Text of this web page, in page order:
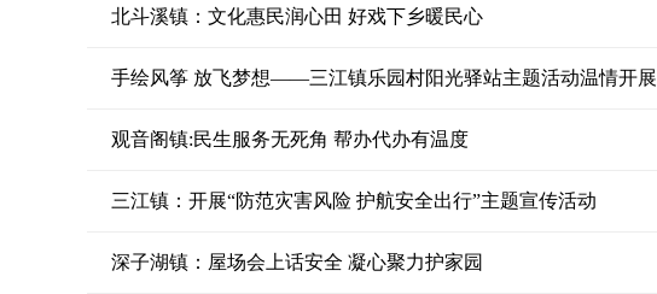
北斗溪镇：文化惠民润心田 好戏下乡暖民心
手绘风筝 放飞梦想——三江镇乐园村阳光驿站主题活动温情开展
观音阁镇:民生服务无死角 帮办代办有温度
三江镇：开展“防范灾害风险 护航安全出行”主题宣传活动
深子湖镇：屋场会上话安全 凝心聚力护家园